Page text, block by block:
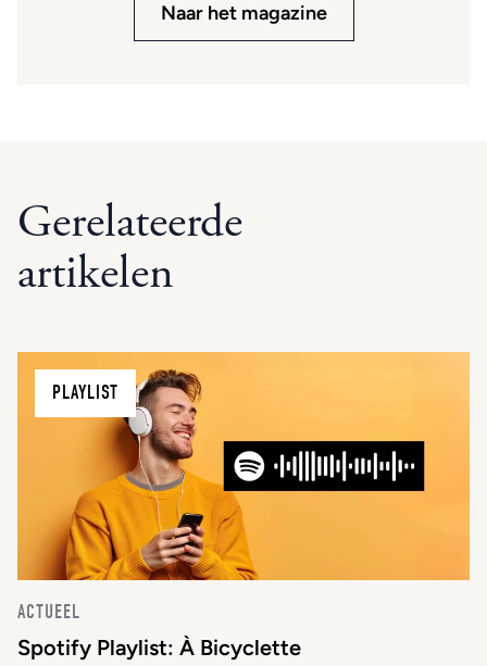
Naar het magazine
Gerelateerde
artikelen
PLAYLIST
ACTUEEL
Spotify Playlist: À Bicyclette